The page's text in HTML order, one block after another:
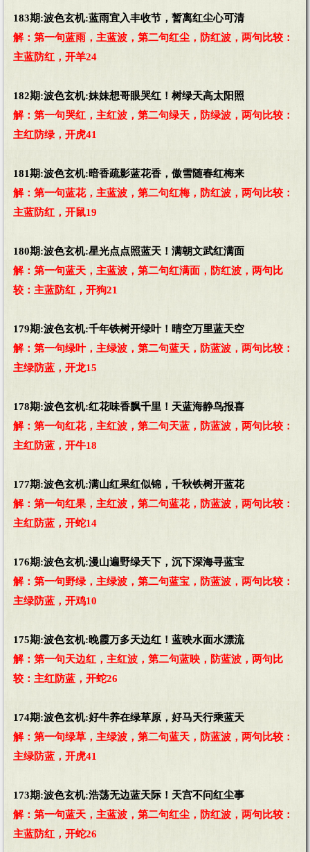
183期:波色玄机:蓝雨宜入丰收节，暂离红尘心可清
解：第一句蓝雨，主蓝波，第二句红尘，防红波，两句比较：
主蓝防红，开羊24
182期:波色玄机:妹妹想哥眼哭红！树绿天高太阳照
解：第一句哭红，主红波，第二句绿天，防绿波，两句比较：
主红防绿，开虎41
181期:波色玄机:暗香疏影蓝花香，傲雪随春红梅来
解：第一句蓝花，主蓝波，第二句红梅，防红波，两句比较：
主蓝防红，开鼠19
180期:波色玄机:星光点点照蓝天！满朝文武红满面
解：第一句蓝天，主蓝波，第二句红满面，防红波，两句比
较：主蓝防红，开狗21
179期:波色玄机:千年铁树开绿叶！晴空万里蓝天空
解：第一句绿叶，主绿波，第二句蓝天，防蓝波，两句比较：
主绿防蓝，开龙15
178期:波色玄机:红花味香飘千里！天蓝海静鸟报喜
解：第一句红花，主红波，第二句天蓝，防蓝波，两句比较：
主红防蓝，开牛18
177期:波色玄机:满山红果红似锦，千秋铁树开蓝花
解：第一句红果，主红波，第二句蓝花，防蓝波，两句比较：
主红防蓝，开蛇14
176期:波色玄机:漫山遍野绿天下，沉下深海寻蓝宝
解：第一句野绿，主绿波，第二句蓝宝，防蓝波，两句比较：
主绿防蓝，开鸡10
175期:波色玄机:晚霞万多天边红！蓝映水面水漂流
解：第一句天边红，主红波，第二句蓝映，防蓝波，两句比
较：主红防蓝，开蛇26
174期:波色玄机:好牛养在绿草原，好马天行乘蓝天
解：第一句绿草，主绿波，第二句蓝天，防蓝波，两句比较：
主绿防蓝，开虎41
173期:波色玄机:浩荡无边蓝天际！天宫不问红尘事
解：第一句蓝天，主蓝波，第二句红尘，防红波，两句比较：
主蓝防红，开蛇26